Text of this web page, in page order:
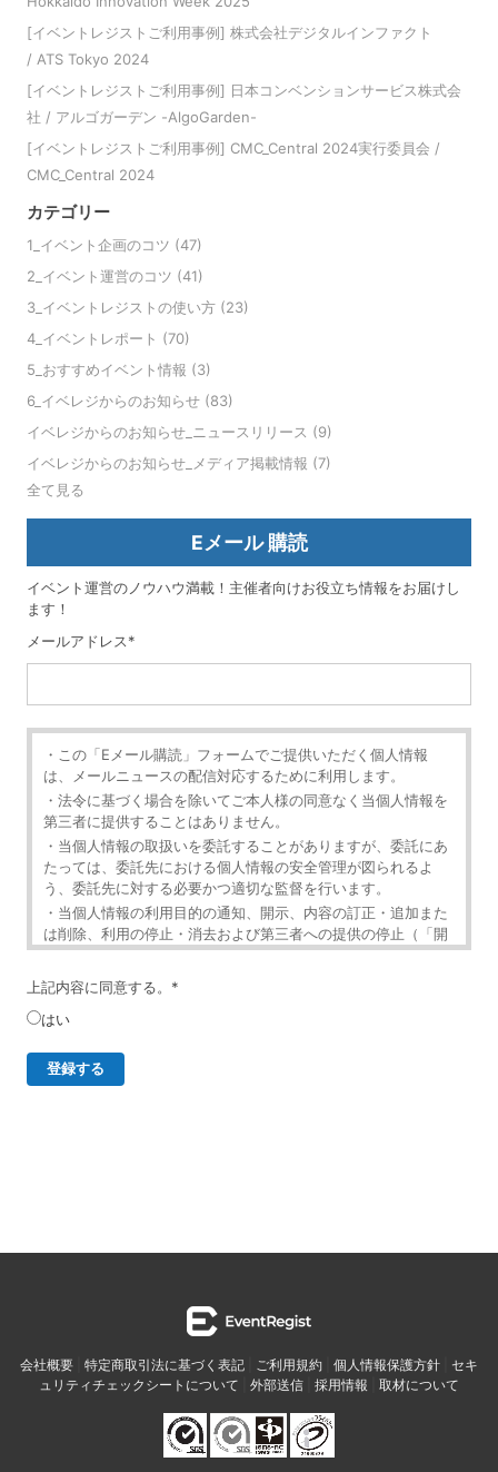
[イベントレジストご利用事例] 株式会社デジタルインファクト
/ ATS Tokyo 2024
[イベントレジストご利用事例] 日本コンベンションサービス株式会
社 / アルゴガーデン -AlgoGarden-
[イベントレジストご利用事例] CMC_Central 2024実行委員会 /
CMC_Central 2024
カテゴリー
1_イベント企画のコツ (47)
2_イベント運営のコツ (41)
3_イベントレジストの使い方 (23)
4_イベントレポート (70)
5_おすすめイベント情報 (3)
6_イベレジからのお知らせ (83)
イベレジからのお知らせ_ニュースリリース (9)
イベレジからのお知らせ_メディア掲載情報 (7)
全て見る
Eメール 購読
イベント運営のノウハウ満載！主催者向けお役立ち情報をお届けし
ます！
メールアドレス*
・この「Eメール購読」フォームでご提供いただく個人情報
は、メールニュースの配信対応するために利用します。
・法令に基づく場合を除いてご本人様の同意なく当個人情報を
第三者に提供することはありません。
・当個人情報の取扱いを委託することがありますが、委託にあ
たっては、委託先における個人情報の安全管理が図られるよ
う、委託先に対する必要かつ適切な監督を行います。
・当個人情報の利用目的の通知、開示、内容の訂正・追加また
は削除、利用の停止・消去および第三者への提供の停止（「開
示等」といいます。）を受け付けております。
・開示等の求めは、以下の「個人情報苦情及び相談窓口」で受
け付けます。
・ご入力頂く情報の提供は任意となっております。ただし、正
信に対応できないことがあります。
個人情報苦情及び相談窓口
E-Mail ： contact@eventregist.com
受付時間 ： 10:00～18:00
※土日、祝日、年末年始、GW期間は翌営業日以降の対応とさせ
上記内容に同意する。 *
はい
会社概要 特定商取引法に基づく表記 ご利用規約 個人情報保護方針
セキ
ュリティチェックシートについて
外部送信 採用情報 取材について